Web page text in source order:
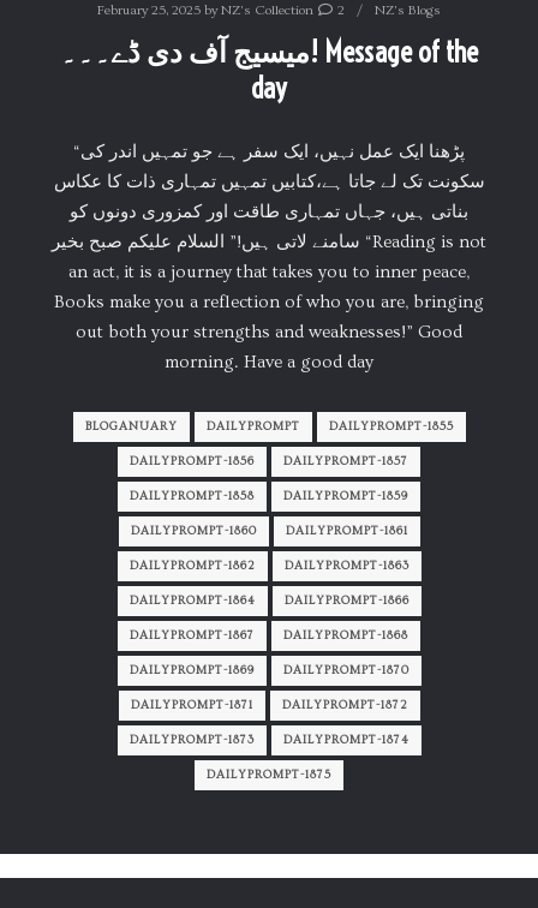
February 25, 2025byNZ's Collection 2 NZ's Blogs
میسیج آف دی ڈے۔۔۔! Message of the
day
“پڑھنا ایک عمل نہیں، ایک سفر ہے جو تمہیں اندر کی
سکونت تک لے جاتا ہے،کتابیں تمہیں تمہاری ذات کا عکاس
بناتی ہیں، جہاں تمہاری طاقت اور کمزوری دونوں کو
سامنے لاتی ہیں!” السلام علیکم صبح بخیر “Reading is not
an act, it is a journey that takes you to inner peace,
Books make you a reflection of who you are, bringing
out both your strengths and weaknesses!” Good
morning. Have a good day
BLOGANUARY DAILYPROMPT DAILYPROMPT-1855
DAILYPROMPT-1856 DAILYPROMPT-1857
DAILYPROMPT-1858 DAILYPROMPT-1859
DAILYPROMPT-1860 DAILYPROMPT-1861
DAILYPROMPT-1862 DAILYPROMPT-1863
DAILYPROMPT-1864 DAILYPROMPT-1866
DAILYPROMPT-1867 DAILYPROMPT-1868
DAILYPROMPT-1869 DAILYPROMPT-1870
DAILYPROMPT-1871 DAILYPROMPT-1872
DAILYPROMPT-1873 DAILYPROMPT-1874
DAILYPROMPT-1875